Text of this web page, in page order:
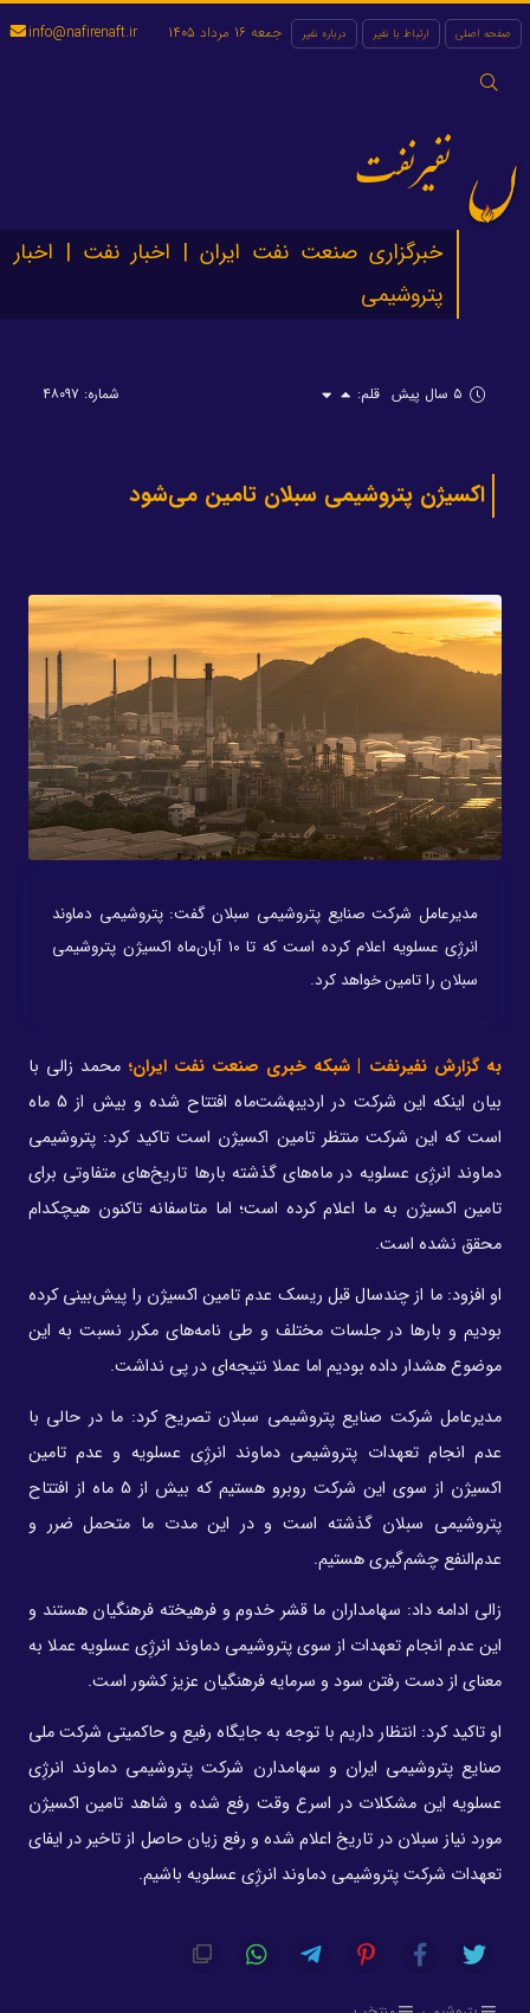
صفحه اصلی ارتباط با نفیر درباره نفیر
جستجو
جمعه 16 مرداد 1405 info@nafirenaft.ir
نفیرنفت
خبرگزاری صنعت نفت ایران | اخبار نفت | اخبار
پتروشیمی
۵ سال پیش قلم: شماره: ۴۸۰۹۷
اکسیژن پتروشیمی سبلان تامین می‌شود
مدیرعامل شرکت صنایع پتروشیمی سبلان گفت: پتروشیمی دماوند
انرژِی عسلویه اعلام کرده است که تا ۱۰ آبان‌ماه اکسیژن پتروشیمی
سبلان را تامین خواهد کرد.
به گزارش نفیرنفت | شبکه خبری صنعت نفت ایران؛ محمد زالی با
بیان اینکه این شرکت در اردیبهشت‌ماه افتتاح شده و بیش از 5 ماه
است که این شرکت منتظر تامین اکسیژن است تاکید کرد: پتروشیمی
دماوند انرژِی عسلویه در ماه‌های گذشته بارها تاریخ‌های متفاوتی برای
تامین اکسیژن به ما اعلام کرده است؛ اما متاسفانه تاکنون هیچکدام
محقق نشده است.
او افزود: ما از چندسال قبل ریسک عدم تامین اکسیژن را پیش‌بینی کرده
بودیم و بارها در جلسات مختلف و طی نامه‌های مکرر نسبت به این
موضوع هشدار داده بودیم اما عملا نتیجه‌ای در پی نداشت.
مدیرعامل شرکت صنایع پتروشیمی سبلان تصریح کرد: ما در حالی با
عدم انجام تعهدات پتروشیمی دماوند انرژِی عسلویه و عدم تامین
اکسیژن از سوی این شرکت روبرو هستیم که بیش از 5 ماه از افتتاح
پتروشیمی سبلان گذشته است و در این مدت ما متحمل ضرر و
عدم‌النفع چشم‌گیری هستیم.
زالی ادامه داد: سهامداران ما قشر خدوم و فرهیخته فرهنگیان هستند و
این عدم انجام تعهدات از سوی پتروشیمی دماوند انرژِی عسلویه عملا به
معنای از دست رفتن سود و سرمایه فرهنگیان عزیز کشور است.
او تاکید کرد: انتظار داریم با توجه به جایگاه رفیع و حاکمیتی شرکت ملی
صنایع پتروشیمی ایران و سهامدارن شرکت پتروشیمی دماوند انرژِی
عسلویه این مشکلات در اسرع وقت رفع شده و شاهد تامین اکسیژن
مورد نیاز سبلان در تاریخ اعلام شده و رفع زیان حاصل از تاخیر در ایفای
تعهدات شرکت پتروشیمی دماوند انرژِی عسلویه باشیم.